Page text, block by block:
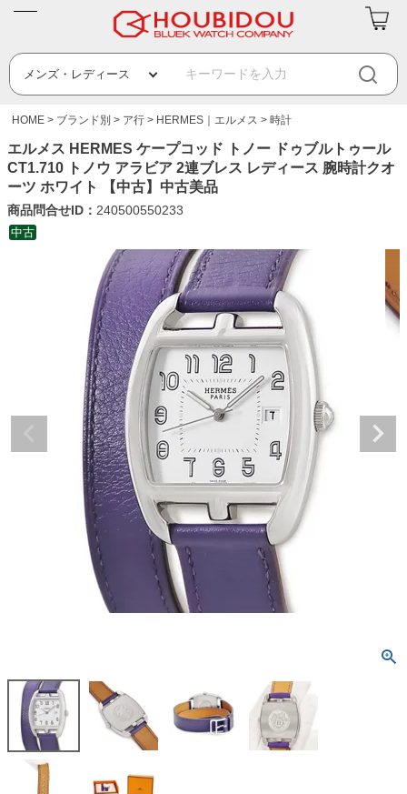
HOME ブランド別 ア行 HERMES｜エルメス 時計
エルメス HERMES ケープコッド トノー ドゥブルトゥール
CT1.710 トノウ アラビア 2連ブレス レディース 腕時計クオ
ーツ ホワイト 【中古】中古美品
商品問合せID： 240500550233
中古